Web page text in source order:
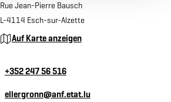
Rue Jean-Pierre Bausch
L-4114 Esch-sur-Alzette
Auf Karte anzeigen
+352 247 56 516
ellergronn@anf.etat.lu